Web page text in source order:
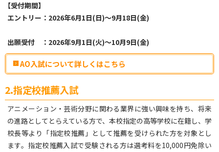
【受付期間】
エントリー：2026年6月1日(日)〜9月18日(金)
出願受付 ：2026年9月1日(火)〜10月9日(金)
AO入試について詳しくはこちら
2.指定校推薦入試
アニメーション・芸術分野に関わる業界に強い興味を持ち、将来
の進路としてとらえている方で、本校指定の高等学校に在籍し、学
校長等より「指定校推薦」として推薦を受けられた方を対象とし
ます。指定校推薦入試で受験される方は選考料を10,000円免除い